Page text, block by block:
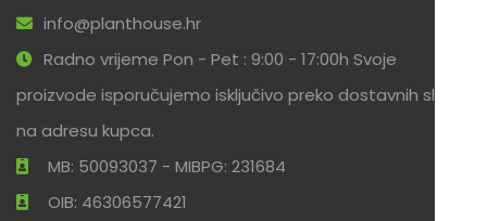
info@planthouse.hr
Radno vrijeme Pon - Pet : 9:00 - 17:00h Svoje
proizvode isporučujemo isključivo preko dostavnih službi
na adresu kupca.
MB: 50093037 - MIBPG: 231684
OIB: 46306577421